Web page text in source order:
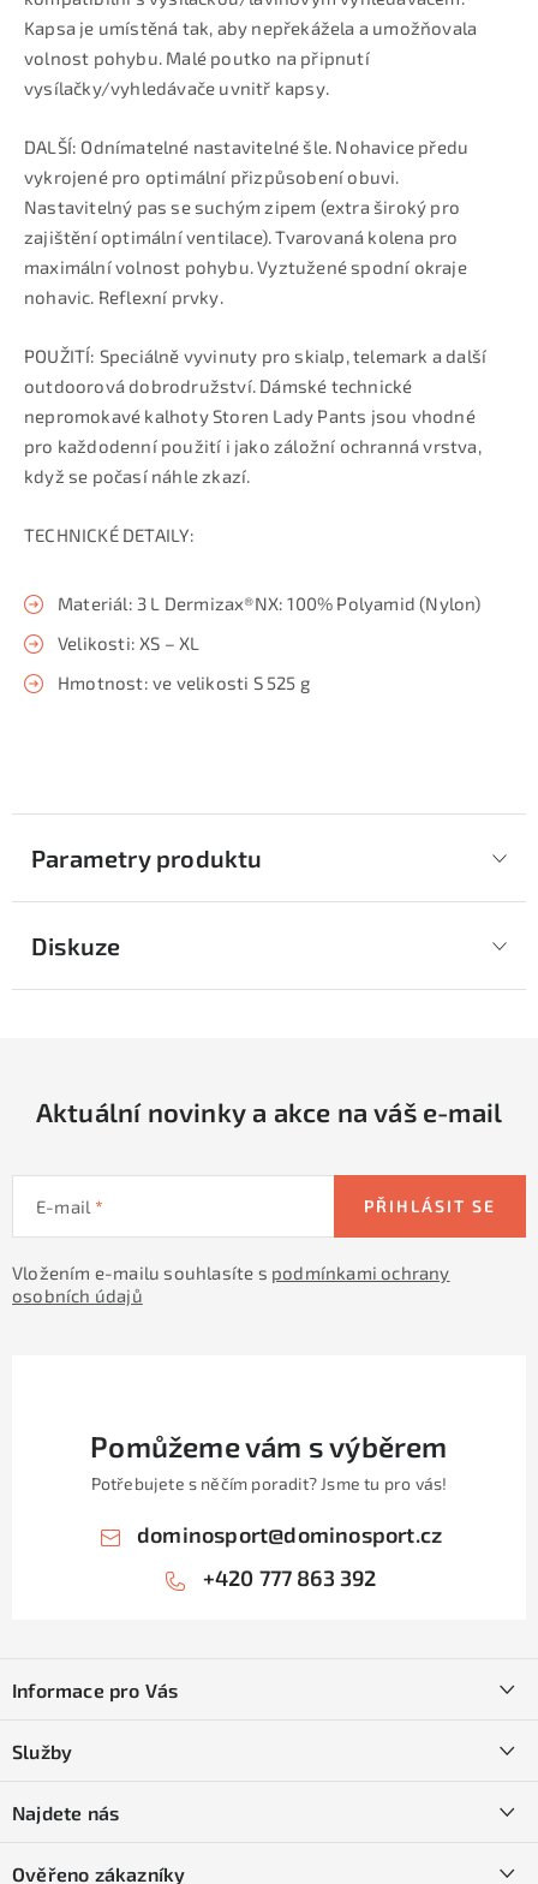
Kapsa je umístěná tak, aby nepřekážela a umožňovala
volnost pohybu. Malé poutko na připnutí
vysílačky/vyhledávače uvnitř kapsy.
DALŠÍ: Odnímatelné nastavitelné šle. Nohavice předu
vykrojené pro optimální přizpůsobení obuvi.
Nastavitelný pas se suchým zipem (extra široký pro
zajištění optimální ventilace). Tvarovaná kolena pro
maximální volnost pohybu. Vyztužené spodní okraje
nohavic. Reflexní prvky.
POUŽITÍ: Speciálně vyvinuty pro skialp, telemark a další
outdoorová dobrodružství. Dámské technické
nepromokavé kalhoty Storen Lady Pants jsou vhodné
pro každodenní použití i jako záložní ochranná vrstva,
když se počasí náhle zkazí.
TECHNICKÉ DETAILY:
Materiál: 3 L Dermizax®NX: 100% Polyamid (Nylon)
Velikosti: XS – XL
Hmotnost: ve velikosti S 525 g
Parametry produktu
Diskuze
Aktuální novinky a akce na váš e-mail
E-mail
Vložením e-mailu souhlasíte s podmínkami ochrany
osobních údajů
PŘIHLÁSIT SE
Pomůžeme vám s výběrem
Potřebujete s něčím poradit? Jsme tu pro vás!
dominosport@dominosport.cz
+420 777 863 392
pInformace pro Vás
Obchodní podmínky
Podmínky GDPR
Služby
Najdete nás
Ověřeno zákazníky